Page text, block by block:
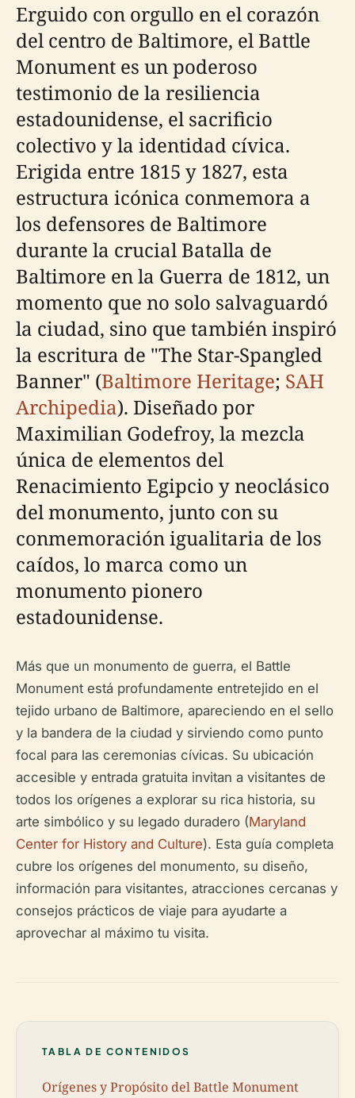
Erguido con orgullo en el corazón
del centro de Baltimore, el Battle
Monument es un poderoso
testimonio de la resiliencia
estadounidense, el sacrificio
colectivo y la identidad cívica.
Erigida entre 1815 y 1827, esta
estructura icónica conmemora a
los defensores de Baltimore
durante la crucial Batalla de
Baltimore en la Guerra de 1812, un
momento que no solo salvaguardó
la ciudad, sino que también inspiró
la escritura de "The Star-Spangled
Banner" (Baltimore Heritage; SAH
Archipedia). Diseñado por
Maximilian Godefroy, la mezcla
única de elementos del
Renacimiento Egipcio y neoclásico
del monumento, junto con su
conmemoración igualitaria de los
caídos, lo marca como un
monumento pionero
estadounidense.
Más que un monumento de guerra, el Battle
Monument está profundamente entretejido en el
tejido urbano de Baltimore, apareciendo en el sello
y la bandera de la ciudad y sirviendo como punto
focal para las ceremonias cívicas. Su ubicación
accesible y entrada gratuita invitan a visitantes de
todos los orígenes a explorar su rica historia, su
arte simbólico y su legado duradero (Maryland
Center for History and Culture). Esta guía completa
cubre los orígenes del monumento, su diseño,
información para visitantes, atracciones cercanas y
consejos prácticos de viaje para ayudarte a
aprovechar al máximo tu visita.
TABLA DE CONTENIDOS
Orígenes y Propósito del Battle Monument